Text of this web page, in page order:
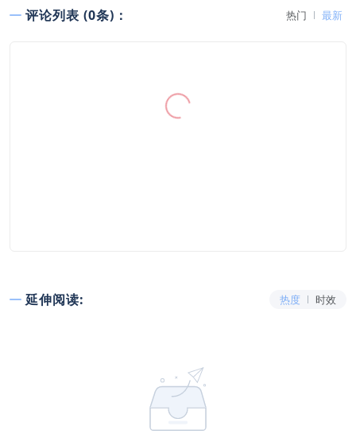
评论列表 (0条)： 热门 最新
延伸阅读: 热度 时效